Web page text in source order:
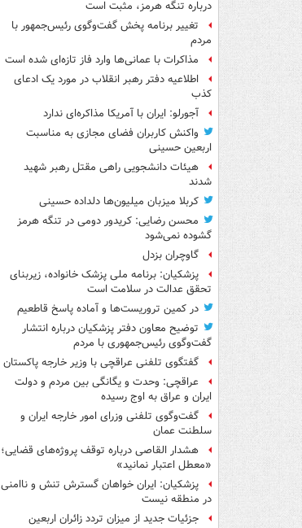
درباره تنگه هرمز، مثبت است
تغییر برنامه پخش گفت‌وگوی رئیس‌جمهور با
مردم
مذاکرات با عمانی‌ها وارد فاز تازه‌ای شده است
اطلاعیه دفتر رهبر انقلاب در مورد یک ادعای
کذب
آجورلو: ایران با آمریکا مذاکره‌ای ندارد
واکنش کاربران فضای مجازی به مناسبت
اربعین حسینی
هیئات دانشجویی راهی مقتل رهبر شهید
شدند
کربلا میزبان میلیون‌ها دلداده حسینی
محسن رضایی: کریدور دومی در تنگه هرمز
گشوده نمی‌شود
گاوچران بزدل
پزشکیان: برنامه ملی پزشک خانواده، زیربنای
تحقق عدالت در سلامت است
در کمین تروریست‌ها و آماده پاسخ قاطعیم
توضیح معاون دفتر پزشکیان درباره انتشار
گفت‌وگوی رئیس‌جمهوری با مردم
گفتگوی تلفنی عراقچی با وزیر خارجه پاکستان
عراقچی: وحدت و یگانگی بین مردم و دولت
ایران و عراق به اوج رسیده
گفت‌وگوی تلفنی وزرای امور خارجه ایران و
سلطنت عمان
هشدار القاصی درباره توقف پروژه‌های قضایی؛
«معطل اعتبار نمانید»
پزشکیان: ایران خواهان گسترش تنش و ناامنی
در منطقه نیست
جزئیات جدید از میزان تردد زائران اربعین